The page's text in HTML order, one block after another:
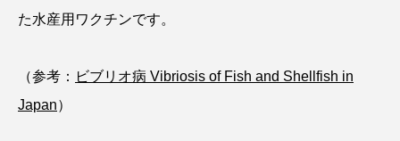
グラミー グルクン ケブカガニ ケラ
ケープペンギン
た水産用ワクチンです。
（参考： ビブリオ病 Vibriosis of Fish and Shellfish in
Japan）